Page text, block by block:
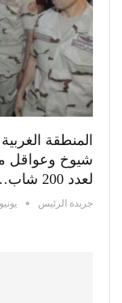
المنطقة
شيوخ وعواقل
لعدد 200 شاب…
جريدة الرئيس يونيو 6, 2023